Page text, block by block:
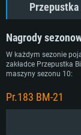
Nagrody
W każdym sezonie
zakładce Przepustka
maszyny sezonu 10:
Pr.183 BM-21